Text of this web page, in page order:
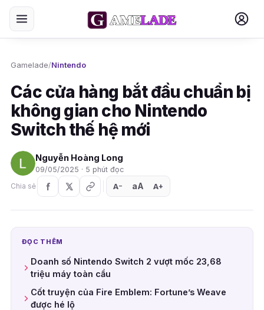
Gamelade/Nintendo
Các cửa hàng bắt đầu chuẩn bị
không gian cho Nintendo
Switch thế hệ mới
Nguyễn Hoàng Long
09/05/2025 · 5 phút đọc
Chia sẻ
A− aA A+
ĐỌC THÊM
Doanh số Nintendo Switch 2 vượt mốc 23,68
triệu máy toàn cầu
Cốt truyện của Fire Emblem: Fortune’s Weave
được hé lộ